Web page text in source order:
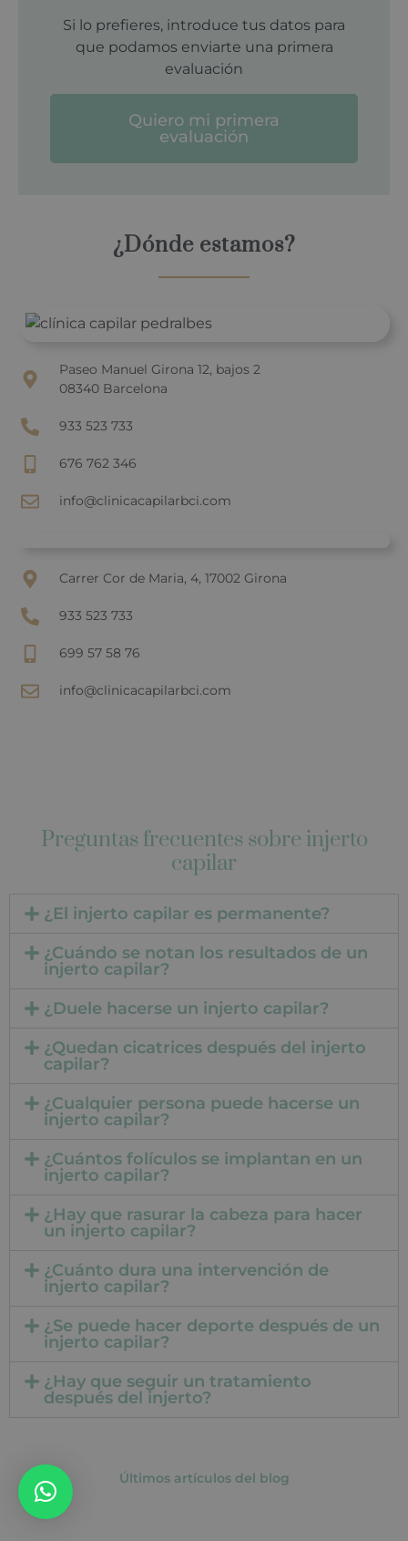
Si lo prefieres, introduce tus datos para
que podamos enviarte una primera
evaluación
Quiero mi primera
evaluación
¿Dónde estamos?
Paseo Manuel Girona 12, bajos 2
08340 Barcelona
933 523 733
676 762 346
info@clinicacapilarbci.com
Carrer Cor de Maria, 4, 17002 Girona
933 523 733
699 57 58 76
info@clinicacapilarbci.com
Preguntas frecuentes sobre injerto
capilar
¿El injerto capilar es permanente?
¿Cuándo se notan los resultados de un
injerto capilar?
¿Duele hacerse un injerto capilar?
¿Quedan cicatrices después del injerto
capilar?
¿Cualquier persona puede hacerse un
injerto capilar?
¿Cuántos folículos se implantan en un
injerto capilar?
¿Hay que rasurar la cabeza para hacer
un injerto capilar?
¿Cuánto dura una intervención de
injerto capilar?
¿Se puede hacer deporte después de un
injerto capilar?
¿Hay que seguir un tratamiento
después del injerto?
Últimos artículos del blog